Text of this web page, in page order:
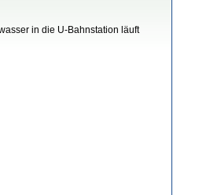
in die U-Bahnstation läuft